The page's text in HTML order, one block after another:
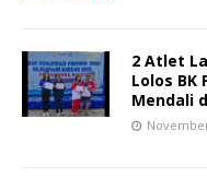
2 Atlet
Lolos BK
Mendali